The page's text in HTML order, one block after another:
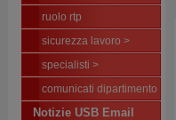
ruolo rtp
sicurezza lavoro >
specialisti >
comunicati dipartimento
Notizie USB Email